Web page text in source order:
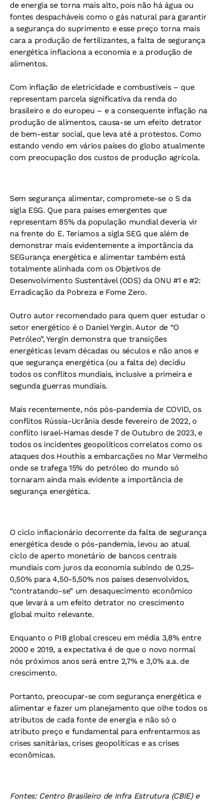
de energia se torna mais alto, pois não há água ou
fontes despacháveis como o gás natural para garantir
a segurança do suprimento e esse preço torna mais
cara a produção de fertilizantes, a falta de segurança
energética inflaciona a economia e a produção de
alimentos.
Com inflação de eletricidade e combustíveis – que
representam parcela significativa da renda do
brasileiro e do europeu – e a consequente inflação na
produção de alimentos, causa-se um efeito detrator
de bem-estar social, que leva até a protestos. Como
estando vendo em vários países do globo atualmente
com preocupação dos custos de produção agrícola.
Sem segurança alimentar, compromete-se o S da
sigla ESG. Que para países emergentes que
representam 85% da população mundial deveria vir
na frente do E. Teríamos a sigla SEG que além de
demonstrar mais evidentemente a importância da
SEGurança energética e alimentar também está
totalmente alinhada com os Objetivos de
Desenvolvimento Sustentável (ODS) da ONU #1 e #2:
Erradicação da Pobreza e Fome Zero.
Outro autor recomendado para quem quer estudar o
setor energético é o Daniel Yergin. Autor de “O
Petróleo”, Yergin demonstra que transições
energéticas levam décadas ou séculos e não anos e
que segurança energética (ou a falta de) decidiu
todos os conflitos mundiais, inclusive a primeira e
segunda guerras mundiais.
Mais recentemente, nós pós-pandemia de COVID, os
conflitos Rússia-Ucrânia desde fevereiro de 2022, o
conflito Israel-Hamas desde 7 de Outubro de 2023, e
todos os incidentes geopolíticos correlatos como os
ataques dos Houthis a embarcações no Mar Vermelho
onde se trafega 15% do petróleo do mundo só
tornaram ainda mais evidente a importância de
segurança energética.
O ciclo inflacionário decorrente da falta de segurança
energética desde o pós-pandemia, levou ao atual
ciclo de aperto monetário de bancos centrais
mundiais com juros da economia subindo de 0,25-
0,50% para 4,50-5,50% nos países desenvolvidos,
“contratando-se” um desaquecimento econômico
que levará a um efeito detrator no crescimento
global muito relevante.
Enquanto o PIB global cresceu em média 3,8% entre
2000 e 2019, a expectativa é de que o novo normal
nós próximos anos será entre 2,7% e 3,0% a.a. de
crescimento.
Portanto, preocupar-se com segurança energética e
alimentar e fazer um planejamento que olhe todos os
atributos de cada fonte de energia e não só o
atributo preço e fundamental para enfrentarmos as
crises sanitárias, crises geopolíticas e as crises
econômicas.
Fontes: Centro Brasileiro de Infra Estrutura (CBIE) e